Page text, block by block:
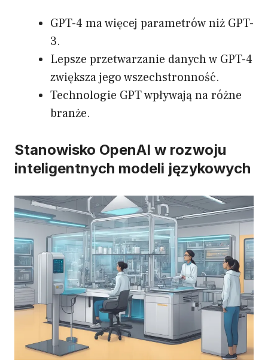
GPT-4 ma więcej parametrów niż GPT-
3.
Lepsze przetwarzanie danych w GPT-4
zwiększa jego wszechstronność.
Technologie GPT wpływają na różne
branże.
Stanowisko OpenAI w rozwoju
inteligentnych modeli językowych